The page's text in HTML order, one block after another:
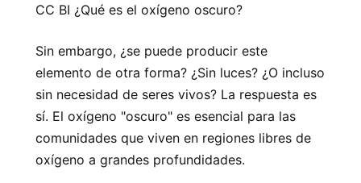
CC BI ¿Qué es el oxígeno oscuro?
Sin embargo, ¿se puede producir este
elemento de otra forma? ¿Sin luces? ¿O incluso
sin necesidad de seres vivos? La respuesta es
sí. El oxígeno "oscuro" es esencial para las
comunidades que viven en regiones libres de
oxígeno a grandes profundidades.